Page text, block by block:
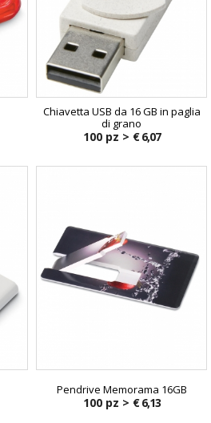
Chiavetta USB da 16 GB in paglia
di grano
100 pz > € 6,07
Pendrive Memorama 16GB
100 pz > € 6,13